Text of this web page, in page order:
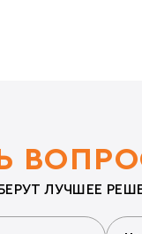
ЛУЧШЕЕ